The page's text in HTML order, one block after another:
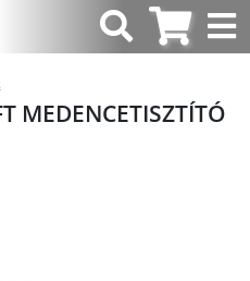
MEDENCETISZTÍTÓ